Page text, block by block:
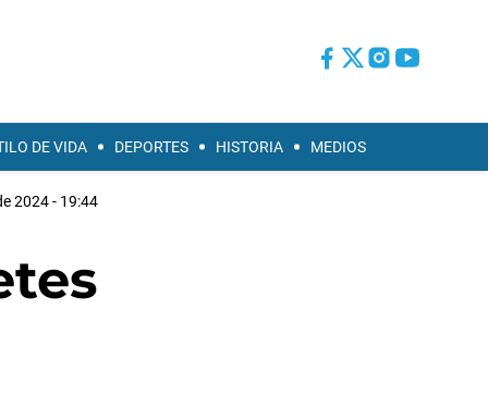
DE VIDA DEPORTES HISTORIA MEDIOS
2024 - 19:44